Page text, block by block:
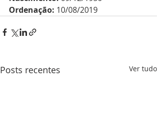
Ordenação: 10/08/2019
Posts recentes Ver tudo